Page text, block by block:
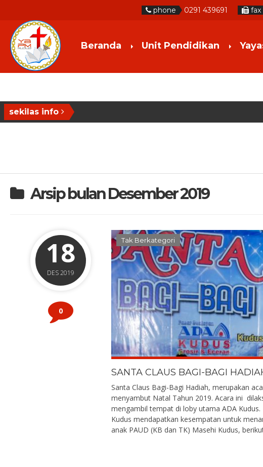
phone 0291 439691 fax
Beranda Unit Pendidikan
sekilas info
Arsip bulan Desember 2019
18
DES 2019
0
Tak Berkategori
SANTA CLAUS BAGI-BAGI
Santa Claus Bagi-Bagi Hadiah, merupakan
menyambut Natal Tahun 2019. Acara ini
mengambil tempat di loby utama ADA
Kudus mendapatkan kesempatan untuk
anak PAUD (KB dan TK) Masehi Kudus,